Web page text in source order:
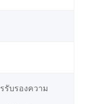
รับรองความ